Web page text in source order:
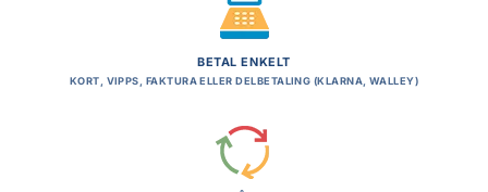
BETAL ENKELT
KORT, VIPPS, FAKTURA ELLER DELBETALING (KLARNA, WALLEY)